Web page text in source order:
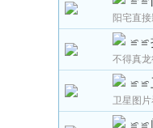
阳宅直
≌≌
不得真龙
≌≌
卫星图
≌≌